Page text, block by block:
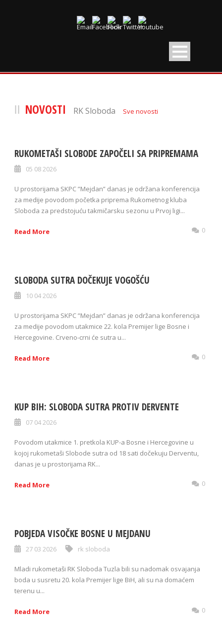
NOVOSTI RK Sloboda Sve novosti
RUKOMETAŠI SLOBODE ZAPOČELI SA PRIPREMAMA
05 08 2026
U prostorijama SKPC ”Mejdan” danas je održana konferencija
za medije povodom početka priprema Rukometnog kluba
Sloboda za predstojuću takmičarsku sezonu u Prvoj ligi...
Read More 0
SLOBODA SUTRA DOČEKUJE VOGOŠĆU
10 04 2026
U prostorijama SKPC ”Mejdan” danas je održana konferencija
za medije povodom utakmice 22. kola Premijer lige Bosne i
Hercegovine. Crveno-crni će sutra u...
Read More 0
KUP BIH: SLOBODA SUTRA PROTIV DERVENTE
07 04 2026
Povodom utakmice 1. pretkola KUP-a Bosne i Hercegovine u
kojoj rukometaši Slobode sutra od 18 sati dočekuju Derventu,
danas je u prostorijama RK...
Read More 0
POBJEDA VISOČKE BOSNE U MEJDANU
27 03 2026 rk sloboda
Mladi rukometaši RK Sloboda Tuzla bili su nadomak osvajanja
boda u susretu 20. kola Premijer lige BiH, ali su na domaćem
terenu u...
Read More 0